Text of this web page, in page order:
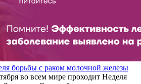
борьбы с раком молочной железы
во всем мире проходит Неделя